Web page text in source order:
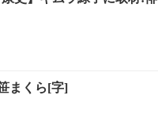
まくら[字]